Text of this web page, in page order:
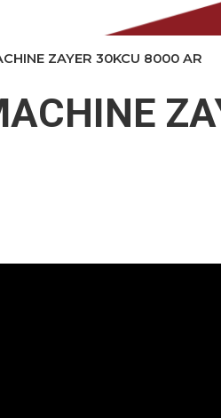
ZAYER 30KCU 8000 AR